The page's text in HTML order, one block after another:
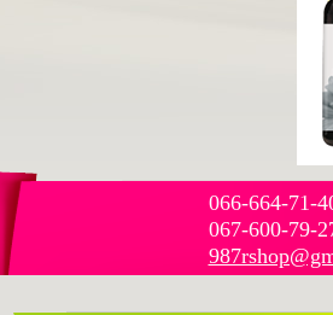
066-664-71-
067-600-79-